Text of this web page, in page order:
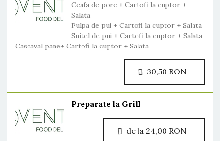
Ceafa de porc + Cartofi la cuptor +
Salata
Pulpa de pui + Cartofi la cuptor + Salata
Snitel de pui + Cartofi la cuptor + Salata
Cascaval pane+ Cartofi la cuptor + Salata
Preparate la Grill